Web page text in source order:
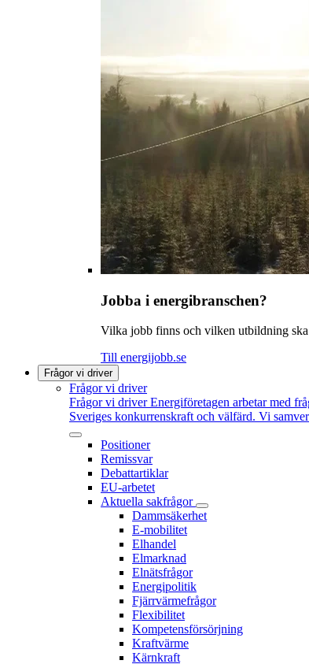
Jobba i energibranschen?
Vilka jobb finns och vilken utbildning ska
Till energijobb.se
Frågor vi driver
Frågor vi driver
Frågor vi driver Energiföretagen arbetar med
Sveriges konkurrenskraft och välfärd. Vi
Positioner
Remissvar
Debattartiklar
EU-arbetet
Aktuella sakfrågor
Dammsäkerhet
E-mobilitet
Elhandel
Elmarknad
Elnätsfrågor
Energipolitik
Fjärrvärmefrågor
Flexibilitet
Kompetensförsörjning
Kraftvärme
Kärnkraft